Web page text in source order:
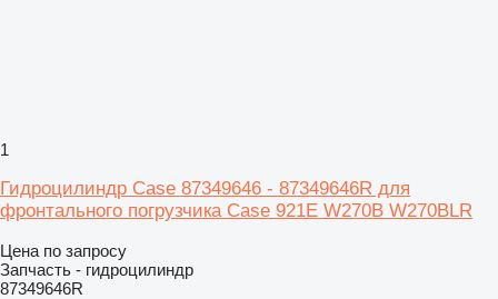
1
Гидроцилиндр Case 87349646 - 87349646R для
фронтального погрузчика Case 921E W270B W270BLR
Цена по запросу
Запчасть - гидроцилиндр
87349646R